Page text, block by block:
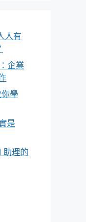
人有
企業
學
是
助理的